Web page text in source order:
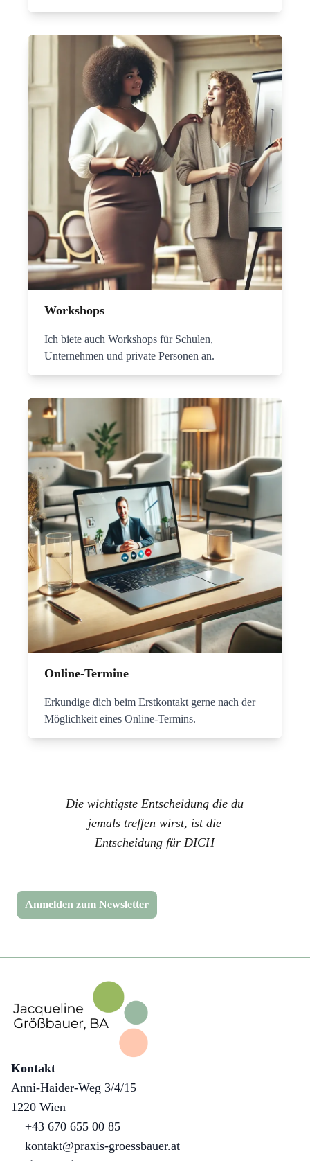
Workshops
Ich biete auch Workshops für Schulen,
Unternehmen und private Personen an.
Online-Termine
Erkundige dich beim Erstkontakt gerne nach der
Möglichkeit eines Online-Termins.
Die wichtigste Entscheidung die du
jemals treffen wirst, ist die
Entscheidung für DICH
Anmelden zum Newsletter
Kontakt
Anni-Haider-Weg 3/4/15
1220 Wien
+43 670 655 00 85
kontakt@praxis-groessbauer.at